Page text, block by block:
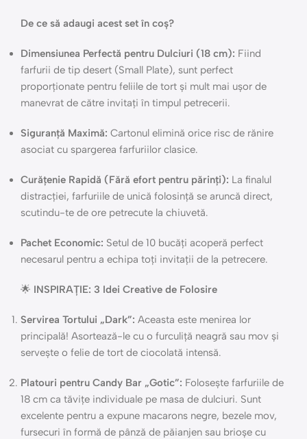
De ce să adaugi acest set în coș?
Dimensiunea Perfectă pentru Dulciuri (18 cm): Fiind
farfurii de tip desert (Small Plate), sunt perfect
proporționate pentru feliile de tort și mult mai ușor de
manevrat de către invitați în timpul petrecerii.
Siguranță Maximă: Cartonul elimină orice risc de rănire
asociat cu spargerea farfuriilor clasice.
Curățenie Rapidă (Fără efort pentru părinți): La finalul
distracției, farfuriile de unică folosință se aruncă direct,
scutindu-te de ore petrecute la chiuvetă.
Pachet Economic: Setul de 10 bucăți acoperă perfect
necesarul pentru a echipa toți invitații de la petrecere.
🌟 INSPIRAȚIE: 3 Idei Creative de Folosire
Servirea Tortului „Dark”: Aceasta este menirea lor
principală! Asortează-le cu o furculiță neagră sau mov și
servește o felie de tort de ciocolată intensă.
Platouri pentru Candy Bar „Gotic”: Folosește farfuriile de
18 cm ca tăvițe individuale pe masa de dulciuri. Sunt
excelente pentru a expune macarons negre, bezele mov,
fursecuri în formă de pânză de păianjen sau brioșe cu